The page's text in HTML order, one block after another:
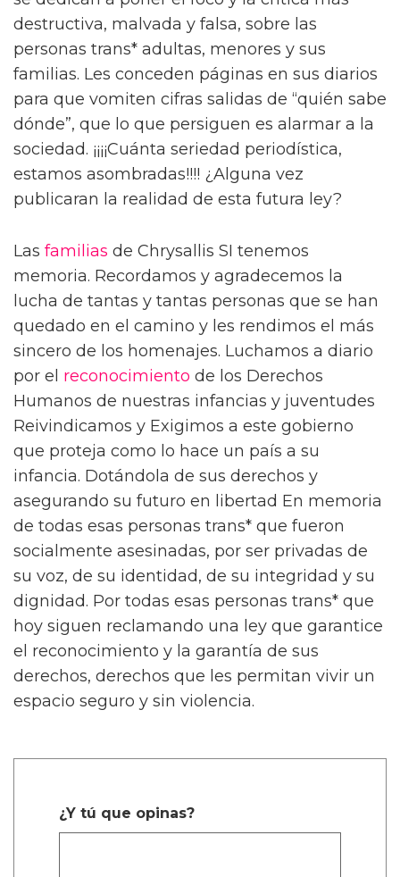
destructiva, malvada y falsa, sobre las
personas trans* adultas, menores y sus
familias. Les conceden páginas en sus diarios
para que vomiten cifras salidas de “quién sabe
dónde”, que lo que persiguen es alarmar a la
sociedad. ¡¡¡¡Cuánta seriedad periodística,
estamos asombradas!!!! ¿Alguna vez
publicaran la realidad de esta futura ley?
Las familias de Chrysallis SI tenemos
memoria. Recordamos y agradecemos la
lucha de tantas y tantas personas que se han
quedado en el camino y les rendimos el más
sincero de los homenajes. Luchamos a diario
por el reconocimiento de los Derechos
Humanos de nuestras infancias y juventudes
Reivindicamos y Exigimos a este gobierno
que proteja como lo hace un país a su
infancia. Dotándola de sus derechos y
asegurando su futuro en libertad En memoria
de todas esas personas trans* que fueron
socialmente asesinadas, por ser privadas de
su voz, de su identidad, de su integridad y su
dignidad. Por todas esas personas trans* que
hoy siguen reclamando una ley que garantice
el reconocimiento y la garantía de sus
derechos, derechos que les permitan vivir un
espacio seguro y sin violencia.
¿Y tú que opinas?